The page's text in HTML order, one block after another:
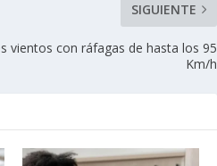
SIGUIENTE
vientos con ráfagas de hasta los 95
Km/h